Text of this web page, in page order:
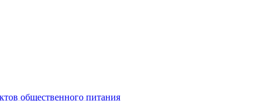
общественного питания